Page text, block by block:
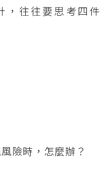
，往往要思考四件
險時，怎麼辦？